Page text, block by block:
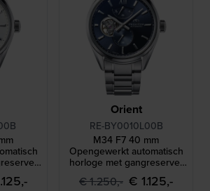
Orient
RE-BY0010L00B
M34 F7 40 mm
Opengewerkt automatisch
horloge met gangreserve-
indicator
€ 1.250,- € 1.125,-